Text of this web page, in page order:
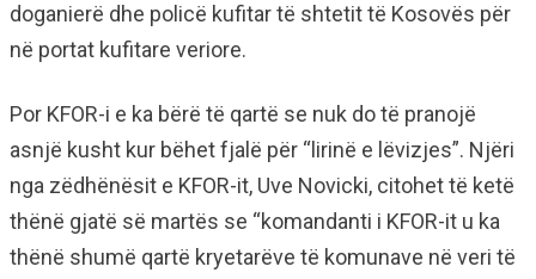
doganierë dhe policë kufitar të shtetit të Kosovës për
në portat kufitare veriore.
Por KFOR-i e ka bërë të qartë se nuk do të pranojë
asnjë kusht kur bëhet fjalë për “lirinë e lëvizjes”. Njëri
nga zëdhënësit e KFOR-it, Uve Novicki, citohet të ketë
thënë gjatë së martës se “komandanti i KFOR-it u ka
thënë shumë qartë kryetarëve të komunave në veri të